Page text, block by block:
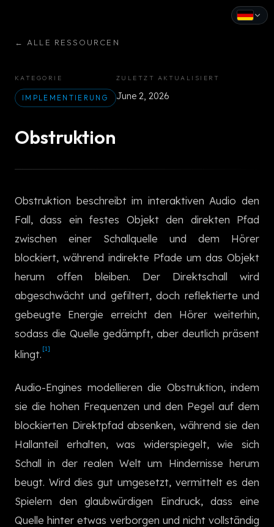
← ALLE RESSOURCEN
KATEGORIE
IMPLEMENTIERUNG
ZULETZT AKTUALISIERT
June 2, 2026
Obstruktion
Obstruktion beschreibt im interaktiven Audio den
Fall, dass ein festes Objekt den direkten Pfad
zwischen einer Schallquelle und dem Hörer
blockiert, während indirekte Pfade um das Objekt
herum offen bleiben. Der Direktschall wird
abgeschwächt und gefiltert, doch reflektierte und
gebeugte Energie erreicht den Hörer weiterhin,
sodass die Quelle gedämpft, aber deutlich präsent
klingt. [1]
Audio-Engines modellieren die Obstruktion, indem
sie die hohen Frequenzen und den Pegel auf dem
blockierten Direktpfad absenken, während sie den
Hallanteil erhalten, was widerspiegelt, wie sich
Schall in der realen Welt um Hindernisse herum
beugt. Wird dies gut umgesetzt, vermittelt es den
Spielern den glaubwürdigen Eindruck, dass eine
Quelle hinter etwas verborgen und nicht vollständig
Русский
日本語
한국어